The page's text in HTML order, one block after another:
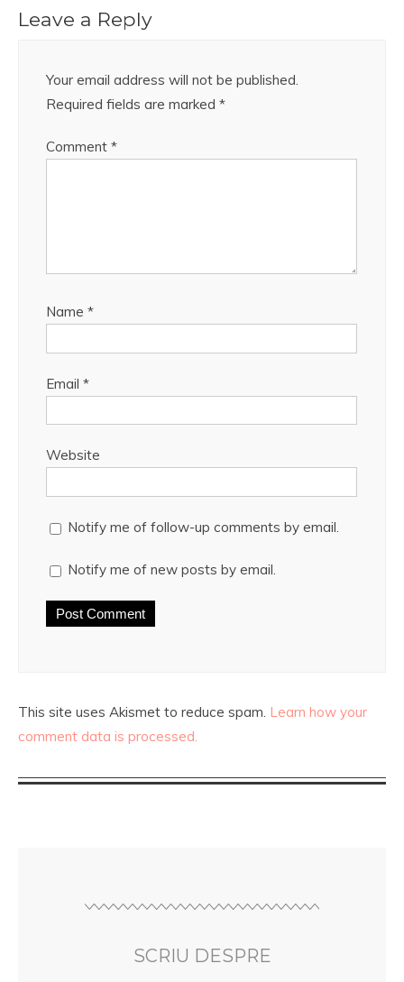
Leave a Reply
Your email address will not be published.
Required fields are marked *
Comment *
Name *
Email *
Website
Notify me of follow-up comments by email.
Notify me of new posts by email.
This site uses Akismet to reduce spam. Learn how your
comment data is processed.
SCRIU DESPRE